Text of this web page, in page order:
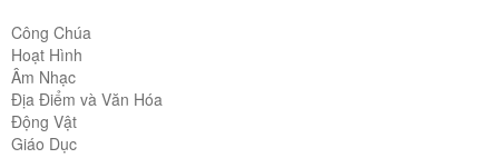
Công Chúa
Hoạt Hình
Âm Nhạc
Địa Điểm và Văn Hóa
Động Vật
Giáo Dục